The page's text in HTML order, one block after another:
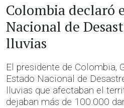
Colombia declaró
Nacional de
lluvias
El presidente de Colombia,
Estado Nacional de
lluvias que afectaban el
dejaban más de 100.000